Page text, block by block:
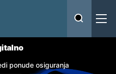
ponude osiguranja